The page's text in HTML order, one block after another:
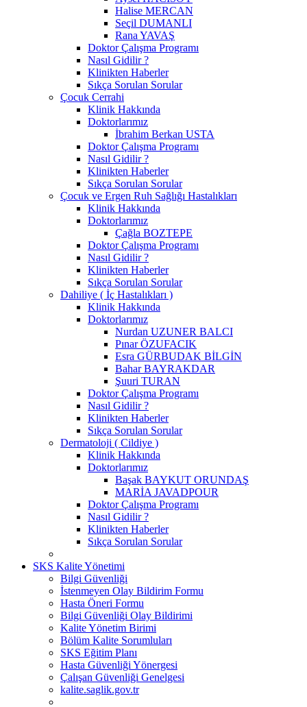
Halise MERCAN
Seçil DUMANLI
Rana YAVAŞ
Doktor Çalışma Programı
Nasıl Gidilir ?
Klinikten Haberler
Sıkça Sorulan Sorular
Çocuk Cerrahi
Klinik Hakkında
Doktorlarımız
İbrahim Berkan USTA
Doktor Çalışma Programı
Nasıl Gidilir ?
Klinikten Haberler
Sıkça Sorulan Sorular
Çocuk ve Ergen Ruh Sağlığı Hastalıkları
Klinik Hakkında
Doktorlarımız
Çağla BOZTEPE
Doktor Çalışma Programı
Nasıl Gidilir ?
Klinikten Haberler
Sıkça Sorulan Sorular
Dahiliye ( İç Hastalıkları )
Klinik Hakkında
Doktorlarımız
Nurdan UZUNER BALCI
Pınar ÖZUFACIK
Esra GÜRBUDAK BİLGİN
Bahar BAYRAKDAR
Şuuri TURAN
Doktor Çalışma Programı
Nasıl Gidilir ?
Klinikten Haberler
Sıkça Sorulan Sorular
Dermatoloji ( Cildiye )
Klinik Hakkında
Doktorlarımız
Başak BAYKUT ORUNDAŞ
MARİA JAVADPOUR
Doktor Çalışma Programı
Nasıl Gidilir ?
Klinikten Haberler
Sıkça Sorulan Sorular
SKS Kalite Yönetimi
Bilgi Güvenliği
İstenmeyen Olay Bildirim Formu
Hasta Öneri Formu
Bilgi Güvenliği Olay Bildirimi
Kalite Yönetim Birimi
Bölüm Kalite Sorumluları
SKS Eğitim Planı
Hasta Güvenliği Yönergesi
Çalışan Güvenliği Genelgesi
kalite.saglik.gov.tr